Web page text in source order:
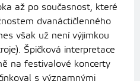
až po současnost, které
dvanáctičlenného
však už není výjimkou
Špičková interpretace
na festivalové koncerty
s významnými